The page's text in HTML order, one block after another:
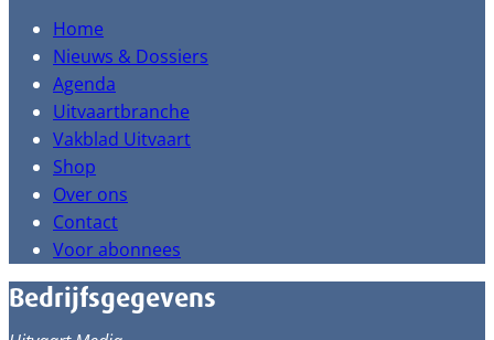
Home
Nieuws & Dossiers
Agenda
Uitvaartbranche
Vakblad Uitvaart
Shop
Over ons
Contact
Voor abonnees
Bedrijfsgegevens